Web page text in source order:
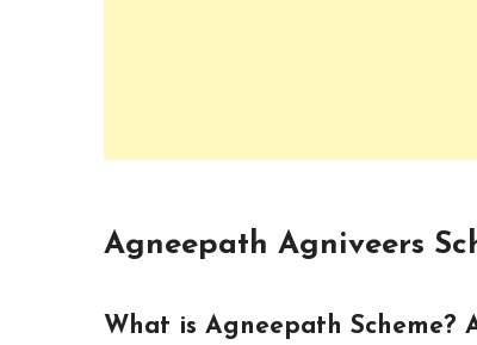
Agneepath Agniveers
What is Agneepath